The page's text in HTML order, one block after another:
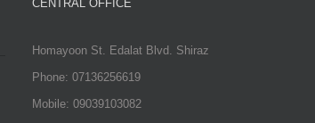
CENTRAL OFFICE
Homayoon St. Edalat Blvd. Shiraz
Phone: 07136256619
Mobile: 09039103082